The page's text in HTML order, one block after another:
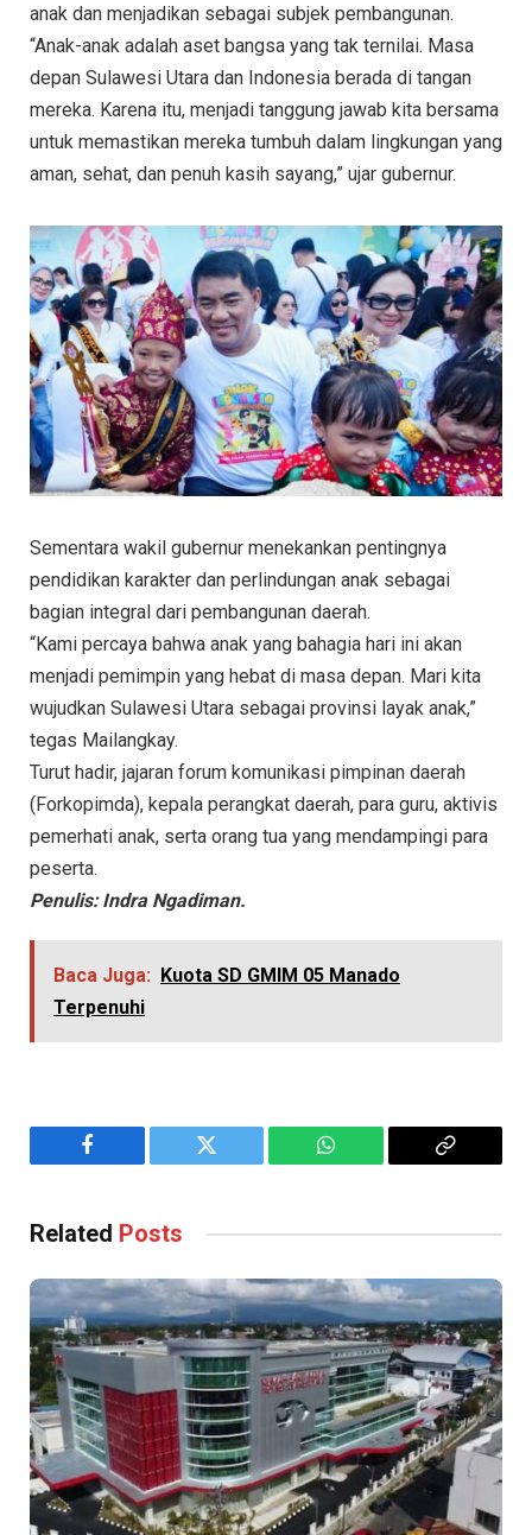
anak dan menjadikan sebagai subjek pembangunan.
“Anak-anak adalah aset bangsa yang tak ternilai. Masa
depan Sulawesi Utara dan Indonesia berada di tangan
mereka. Karena itu, menjadi tanggung jawab kita bersama
untuk memastikan mereka tumbuh dalam lingkungan yang
aman, sehat, dan penuh kasih sayang,” ujar gubernur.
Sementara wakil gubernur menekankan pentingnya
pendidikan karakter dan perlindungan anak sebagai
bagian integral dari pembangunan daerah.
“Kami percaya bahwa anak yang bahagia hari ini akan
menjadi pemimpin yang hebat di masa depan. Mari kita
wujudkan Sulawesi Utara sebagai provinsi layak anak,”
tegas Mailangkay.
Turut hadir, jajaran forum komunikasi pimpinan daerah
(Forkopimda), kepala perangkat daerah, para guru, aktivis
pemerhati anak, serta orang tua yang mendampingi para
peserta.
Penulis: Indra Ngadiman.
Baca Juga:
Kuota SD GMIM 05 Manado
Terpenuhi
Facebook Twitter WhatsApp
Copy
Related Posts